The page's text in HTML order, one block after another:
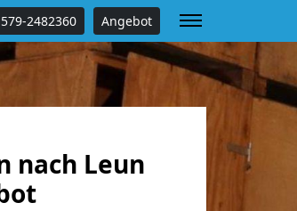
2482360 Angebot
nach Leun